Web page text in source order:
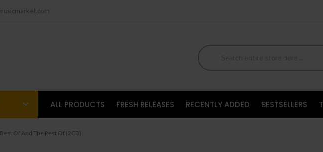
ALL PRODUCTS FRESH RELEASES RECENTLY ADDED BESTSELLERS
Of And The Rest Of (2CD)